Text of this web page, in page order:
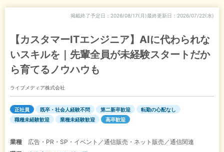
最終更新日 2026/07/22(水)
掲載終了予定日 2026/08/17(月)
【カスタマーITエンジニア】AIに代わられな
いスキルを｜先輩全員が未経験スタートだか
ら育てるノウハウも
ライブメディア株式会社
正社員 既卒・社会人経験不問 第二新卒歓迎
転勤の心配なし
職種未経験歓迎
業種未経験歓迎 高卒歓迎
業種
広告・PR・SP・イベント／通信販売・ネット販売／通信関連